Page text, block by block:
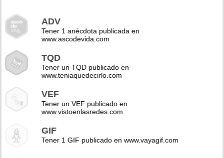
ADV
Tener 1 anécdota publicada en
www.ascodevida.com
TQD
Tener un TQD publicado en
www.teniaquedecirlo.com
VEF
Tener un VEF publicado en
www.vistoenlasredes.com
GIF
Tener 1 GIF publicado en www.vayagif.com